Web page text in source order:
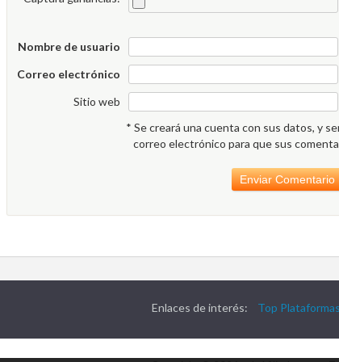
Nombre de usuario
Correo electrónico
Sitio web
* Se creará una cuenta con sus datos, y
correo electrónico para que sus
Enlaces de interés: Top Plataformas